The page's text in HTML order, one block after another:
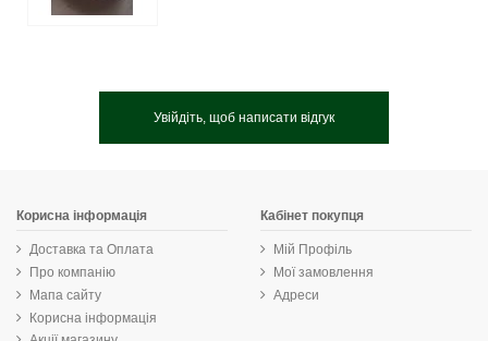
Увійдіть, щоб написати відгук
Корисна інформація
Доставка та Оплата
Про компанію
Мапа сайту
Корисна інформація
Кабінет покупця
Мій Профіль
Мої замовлення
Адреси